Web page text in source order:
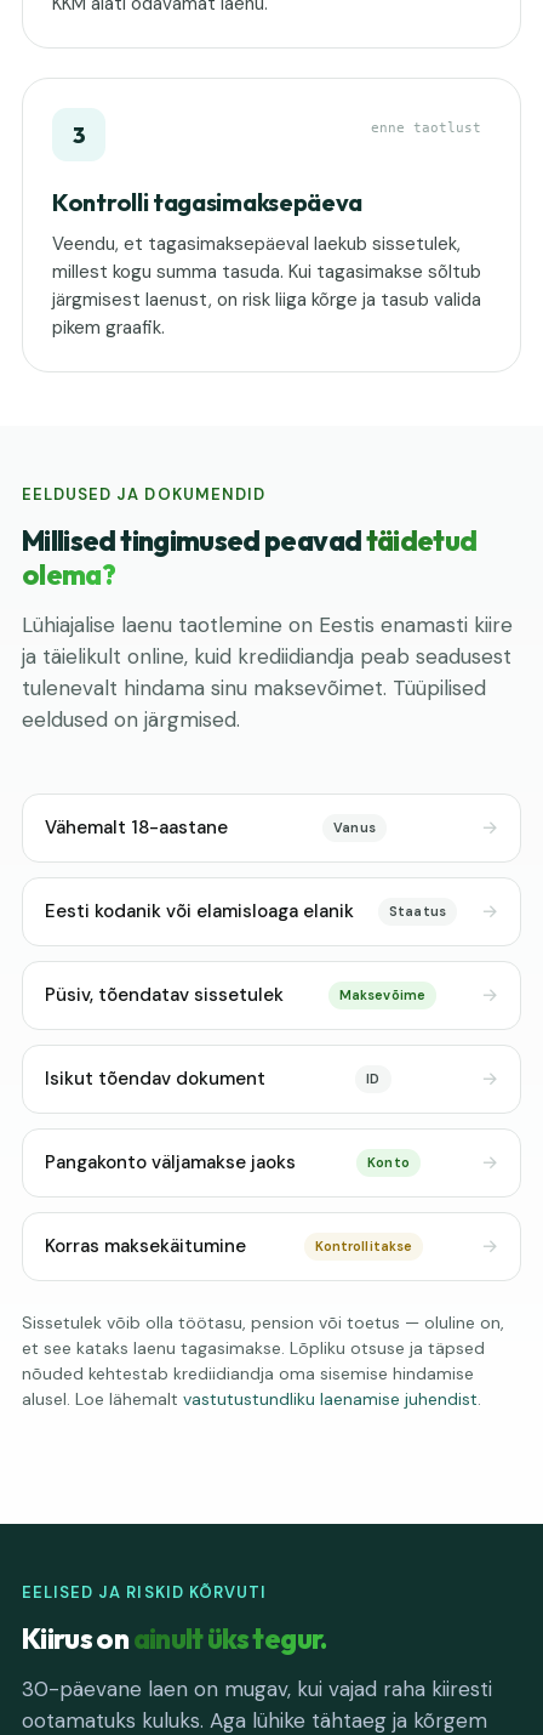
enne taotlust
3
Kontrolli tagasimaksepäeva
Veendu, et tagasimaksepäeval laekub sissetulek,
millest kogu summa tasuda. Kui tagasimakse sõltub
järgmisest laenust, on risk liiga kõrge ja tasub valida
pikem graafik.
EELDUSED JA DOKUMENDID
Millised tingimused peavadtäidetud
olema?
Lühiajalise laenu taotlemine on Eestis enamasti kiire
ja täielikult online, kuid krediidiandja peab seadusest
tulenevalt hindama sinu maksevõimet. Tüüpilised
eeldused on järgmised.
Vähemalt 18-aastane Vanus
Eesti kodanik või elamisloaga elanik Staatus
Püsiv, tõendatav sissetulek Maksevõime
Isikut tõendav dokument ID
Pangakonto väljamakse jaoks Konto
Korras maksekäitumine Kontrollitakse
Sissetulek võib olla töötasu, pension või toetus — oluline on,
et see kataks laenu tagasimakse. Lõpliku otsuse ja täpsed
nõuded kehtestab krediidiandja oma sisemise hindamise
alusel. Loe lähemalt vastutustundliku laenamise juhendist.
EELISED JA RISKID KÕRVUTI
Kiirus onainult üks tegur.
30-päevane laen on mugav, kui vajad raha kiiresti
ootamatuks kuluks. Aga lühike tähtaeg ja kõrgem